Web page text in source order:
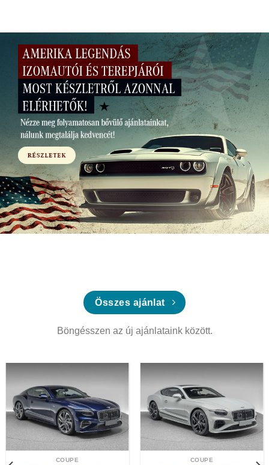
Összes ajánlat
Böngésszen az új ajánlataink között.
COUPE COUPE